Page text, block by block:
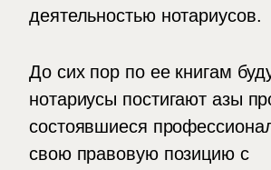
деятельностью нотариусов.
До сих пор по ее книгам
нотариусы постигают азы
состоявшиеся
свою правовую позицию с